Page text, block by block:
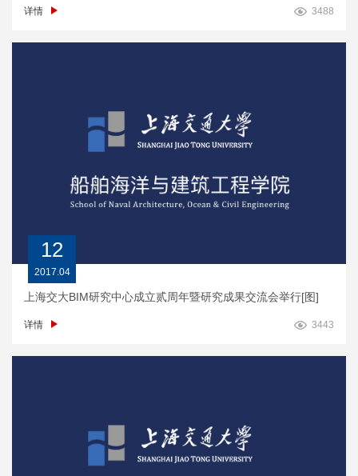
详情 3488
12
2017.04
上海交大BIM研究中心成立贰周年暨研究成果交流会举行[图]
详情 3443